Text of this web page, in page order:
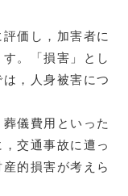
価し，加害者に
。「損害」とし
，人身被害につ
儀費用といった
交通事故に遭っ
的損害が考えら